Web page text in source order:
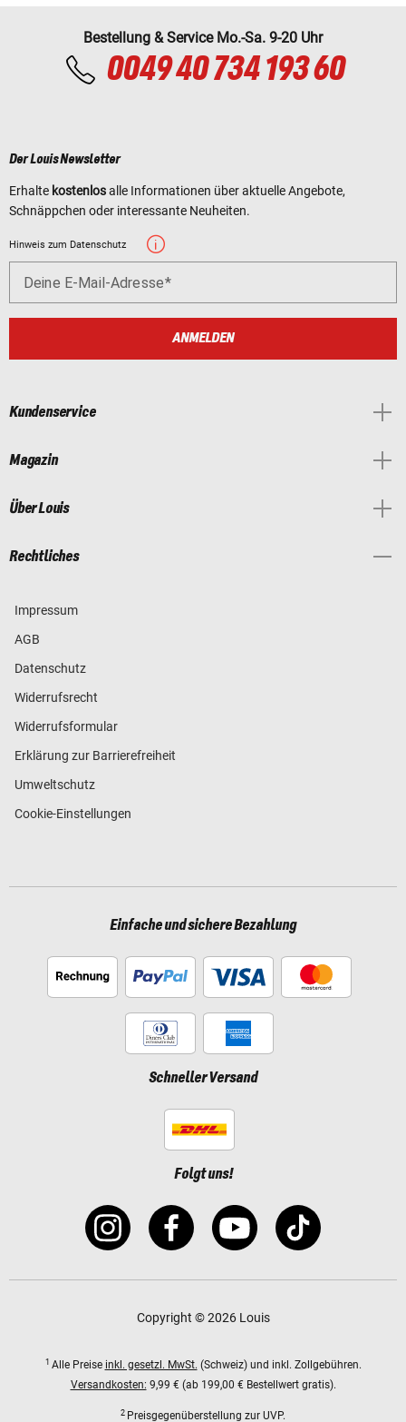
Bestellung & Service Mo.-Sa. 9-20 Uhr
0049 40 734 193 60
Der Louis Newsletter
Erhalte kostenlosalle Informationen über aktuelle Angebote,
Schnäppchen oder interessante Neuheiten.
Hinweis zum Datenschutz
Deine E-Mail-Adresse
ANMELDEN
Kundenservice
Magazin
Über Louis
Rechtliches
Impressum
AGB
Datenschutz
Widerrufsrecht
Widerrufsformular
Erklärung zur Barrierefreiheit
Umweltschutz
Cookie-Einstellungen
Einfache und sichere Bezahlung
Schneller Versand
Folgt uns!
Copyright © 2026 Louis
1 Alle Preise inkl. gesetzl. MwSt. (Schweiz) und inkl. Zollgebühren.
Versandkosten: 9,99 € (ab 199,00 € Bestellwert gratis).
2 Preisgegenüberstellung zur UVP.